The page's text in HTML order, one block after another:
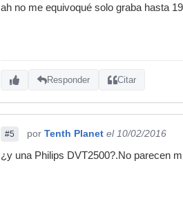
ah no me equivoqué solo graba hasta
Responder Citar
#5 por Tenth Planet el 10/02/2016
¿y una Philips DVT2500?.No parecen